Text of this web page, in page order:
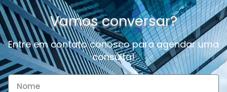
Vamos conversar?
Entre em contato conosco para agendar uma
consulta!